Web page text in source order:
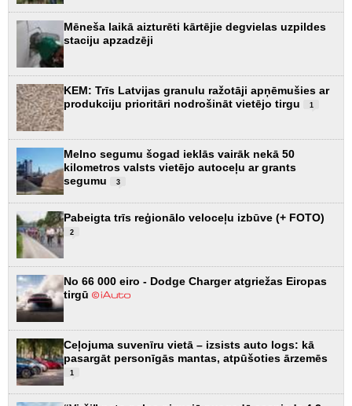
Mēneša laikā aizturēti kārtējie degvielas uzpildes
staciju apzadzēji
KEM: Trīs Latvijas granulu ražotāji apņēmušies ar
produkciju prioritāri nodrošināt vietējo tirgu
1
Melno segumu šogad ieklās vairāk nekā 50
kilometros valsts vietējo autoceļu ar grants
segumu
3
Pabeigta trīs reģionālo veloceļu izbūve (+ FOTO)
2
No 66 000 eiro - Dodge Charger atgriežas Eiropas
tirgū
Ceļojuma suvenīru vietā – izsists auto logs: kā
pasargāt personīgās mantas, atpūšoties ārzemēs
1